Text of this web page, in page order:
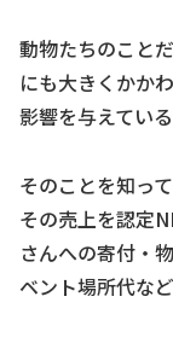
動物たちのこと
にも大きくかか
影響を与えてい
そのことを知っ
その売上を認定
さんへの寄付・
ベント場所代な